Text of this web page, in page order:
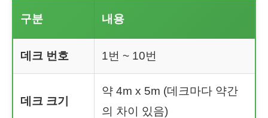
구분 내용
데크 번호 1번 ~ 10번
데크 크기
약 4m x 5m (데크마다 약간
의 차이 있음)